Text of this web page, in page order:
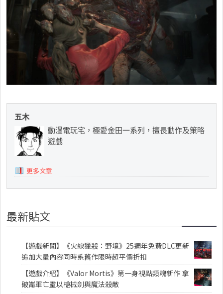
五木
動漫電玩宅，極愛金田一系列，擅長動作及策略
遊戲
更多文章
最新貼文
【遊戲新聞】《火線獵殺：野境》25週年免費DLC更新
追加大量內容同時系舊作限時超平價折扣
【遊戲介紹】《Valor Mortis》第一身視點類魂新作 拿
破崙軍亡靈以槍械劍與魔法殺敵